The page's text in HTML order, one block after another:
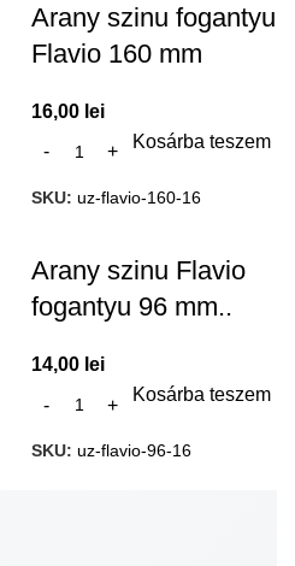
Arany szinu fogantyu
Flavio 160 mm
16,00 lei
Kosárba teszem
SKU: uz-flavio-160-16
Arany szinu Flavio
fogantyu 96 mm..
14,00 lei
Kosárba teszem
SKU: uz-flavio-96-16